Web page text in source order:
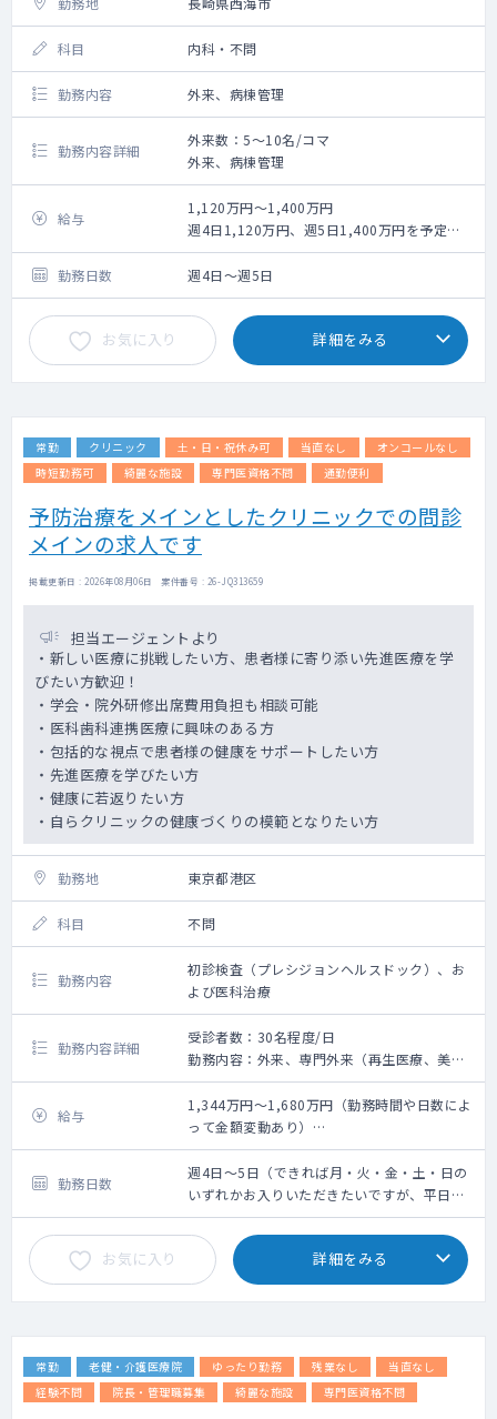
科目 内科・不問
勤務内容 外来、病棟管理
勤務内容詳細
外来数：5～10名/コマ
外来、病棟管理
給与
1,120万円～1,400万円
週4日1,120万円、週5日1,400万円を予定
（応相談）
勤務日数
週4日～週5日
お気に入り 詳細をみる
常勤 クリニック 土・日・祝休み可 当直なし
オンコールなし
時短勤務可
綺麗な施設 専門医資格不問 通勤便利
予防治療をメインとしたクリニックでの問診
メインの求人です
掲載更新日 : 2026年08月06日 案件番号 : 26-JQ313659
担当エージェントより
・新しい医療に挑戦したい方、患者様に寄り添い先進医療を学
びたい方歓迎！
・学会・院外研修出席費用負担も相談可能
・医科歯科連携医療に興味のある方
・包括的な視点で患者様の健康をサポートしたい方
・先進医療を学びたい方
・健康に若返りたい方
・自らクリニックの健康づくりの模範となりたい方
勤務地 東京都港区
科目 不問
勤務内容
初診検査（プレシジョンヘルスドック）、お
よび医科治療
勤務内容詳細
受診者数：30名程度/日
勤務内容：外来、専門外来（再生医療、美容
皮膚科、総合診療科）
問診業務、簡単な脂肪採取・皮下組織採取
（研修制度有）
※稀に、点滴や採血を依頼する可能性があり
ます（看護師不在時）
※美容外科施術は無いので、未経験の先生で
も安心です
外来数：10～15名/日（自費診療）
発熱外来：なし
カルテ：エムスリーデジカル
主な年齢層：幅広い層の患者様にご縁をいた
だいておりますが、富裕層の方がメインにな
給与
1,344万円～1,680万円（勤務時間や日数によ
って金額変動あり）
※前年度年収考慮有
週4日：1,344万円～
週5日：1,680万円～
勤務日数
週4日～5日（できれば月・火・金・土・日の
いずれかお入りいただきたいですが、平日の
み4日や5日も検討いたします）
お気に入り 詳細をみる
常勤 老健・介護医療院 ゆったり勤務 残業なし
当直なし
経験不問
院長・管理職募集 綺麗な施設 専門医資格不問